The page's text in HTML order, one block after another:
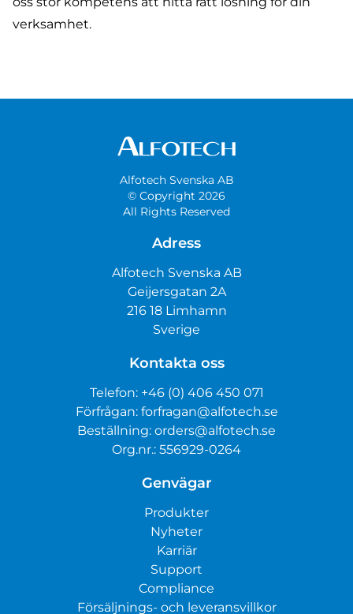
verksamhet.
Alfotech Svenska AB
© Copyright 2026
All Rights Reserved
Adress
Alfotech Svenska AB
Geijersgatan 2A
216 18 Limhamn
Sverige
Kontakta oss
Telefon: +46 (0) 406 450 071
Förfrågan: forfragan@alfotech.se
Beställning: orders@alfotech.se
Org.nr.: 556929-0264
Genvägar
Produkter
Nyheter
Karriär
Support
Compliance
Försäljnings- och leveransvillkor